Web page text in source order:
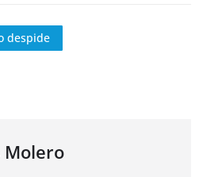
despide
Molero